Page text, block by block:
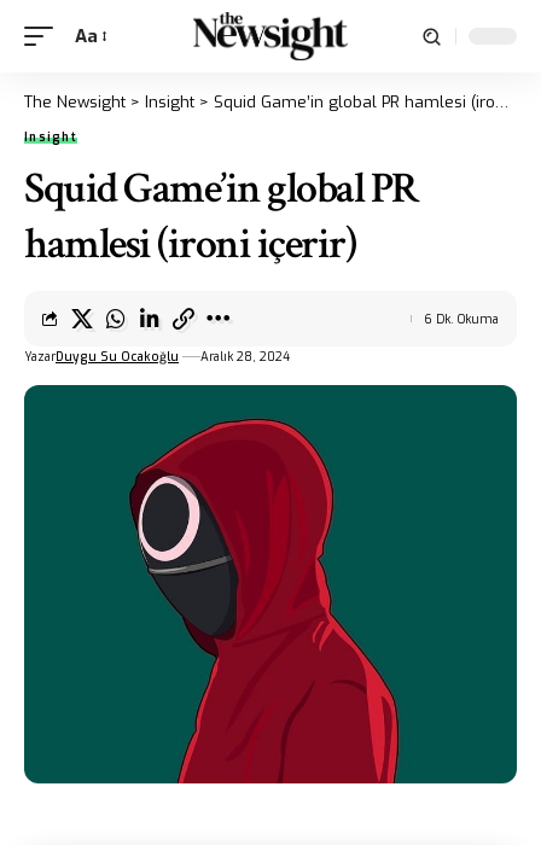
Aa
The Newsight > Insight > Squid Game’in global PR hamlesi (ironi içerir)
Insight
Squid Game’in global PR
hamlesi (ironi içerir)
YazarDuygu Su Ocakoğlu Aralık 28, 2024
6 Dk. Okuma